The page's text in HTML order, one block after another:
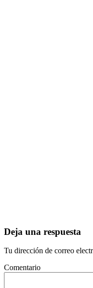
Deja una respuesta
Tu dirección de correo
Comentario